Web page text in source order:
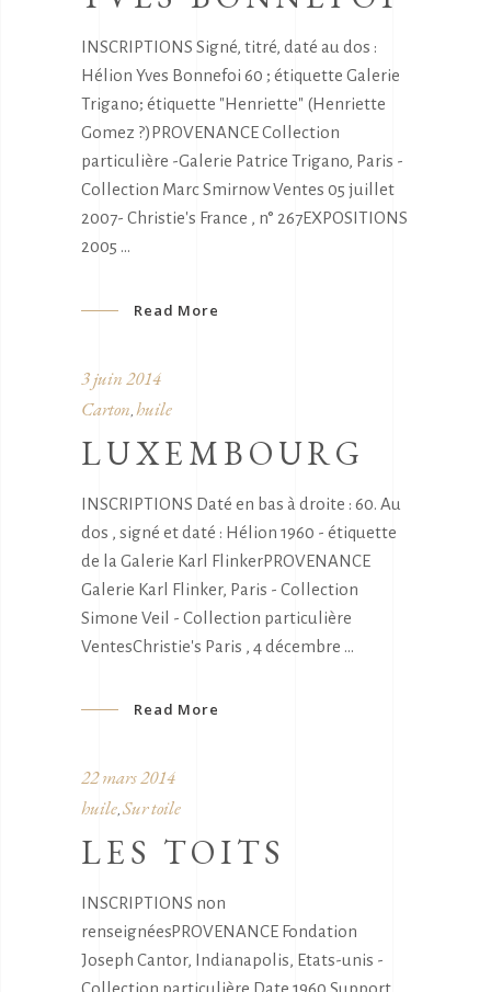
INSCRIPTIONS Signé, titré, daté au dos :
Hélion Yves Bonnefoi 60 ; étiquette Galerie
Trigano; étiquette "Henriette" (Henriette
Gomez ?)PROVENANCE Collection
particulière -Galerie Patrice Trigano, Paris -
Collection Marc Smirnow Ventes 05 juillet
2007- Christie's France , n° 267EXPOSITIONS
2005
Read More
3 juin 2014
Carton huile
LUXEMBOURG
INSCRIPTIONS Daté en bas à droite : 60. Au
dos , signé et daté : Hélion 1960 - étiquette
de la Galerie Karl FlinkerPROVENANCE
Galerie Karl Flinker, Paris - Collection
Simone Veil - Collection particulière
VentesChristie's Paris , 4 décembre
Read More
22 mars 2014
huile, Sur toile
LES TOITS
INSCRIPTIONS non
renseignéesPROVENANCE Fondation
Joseph Cantor, Indianapolis, Etats-unis -
Collection particulière Date 1960 Support